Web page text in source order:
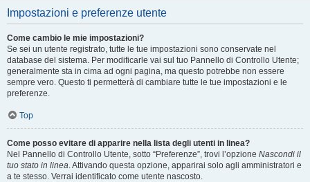
Impostazioni e preferenze utente
Come cambio le mie impostazioni?
Se sei un utente registrato, tutte le tue impostazioni sono conservate nel
database del sistema. Per modificarle vai sul tuo Pannello di Controllo Utente;
generalmente sta in cima ad ogni pagina, ma questo potrebbe non essere
sempre vero. Questo ti permetterà di cambiare tutte le tue impostazioni e le
preferenze.
Top
Come posso evitare di apparire nella lista degli utenti in linea?
Nel Pannello di Controllo Utente, sotto “Preferenze”, trovi l’opzione Nascondi il
tuo stato in linea. Attivando questa opzione, apparirai solo agli amministratori e
a te stesso. Verrai identificato come utente nascosto.